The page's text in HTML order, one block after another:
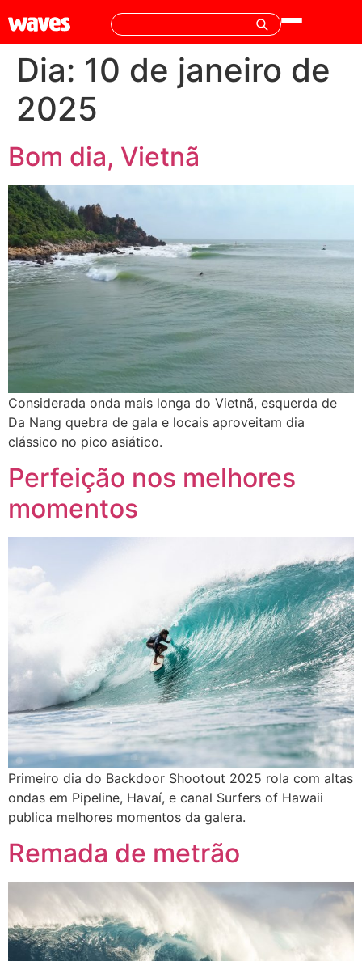
Dia: 10 de janeiro de
2025
Bom dia, Vietnã
Considerada onda mais longa do Vietnã, esquerda de
Da Nang quebra de gala e locais aproveitam dia
clássico no pico asiático.
Perfeição nos melhores
momentos
Primeiro dia do Backdoor Shootout 2025 rola com altas
ondas em Pipeline, Havaí, e canal Surfers of Hawaii
publica melhores momentos da galera.
Remada de metrão